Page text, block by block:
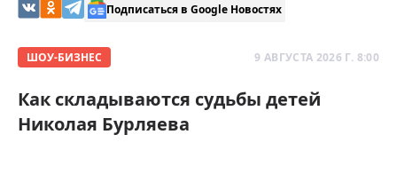
Подписаться в Google Новостях
ШОУ-БИЗНЕС 9 АВГУСТА 2026 Г. 8:00
Как складываются судьбы детей
Николая Бурляева